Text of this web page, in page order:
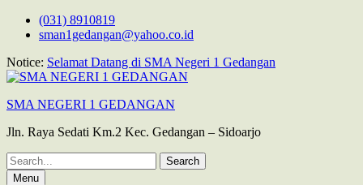
Skip
(031) 8910819
sman1gedangan@yahoo.co.id
Notice: Selamat Datang di SMA Negeri 1 Gedangan
SMA NEGERI 1 GEDANGAN
Jln. Raya Sedati Km.2 Kec. Gedangan – Sidoarjo
Search
for:Menu